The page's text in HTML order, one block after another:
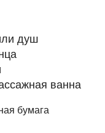
душ
ванна
бумага